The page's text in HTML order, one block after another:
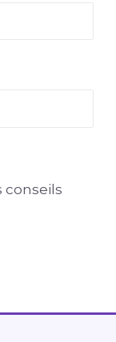
conseils